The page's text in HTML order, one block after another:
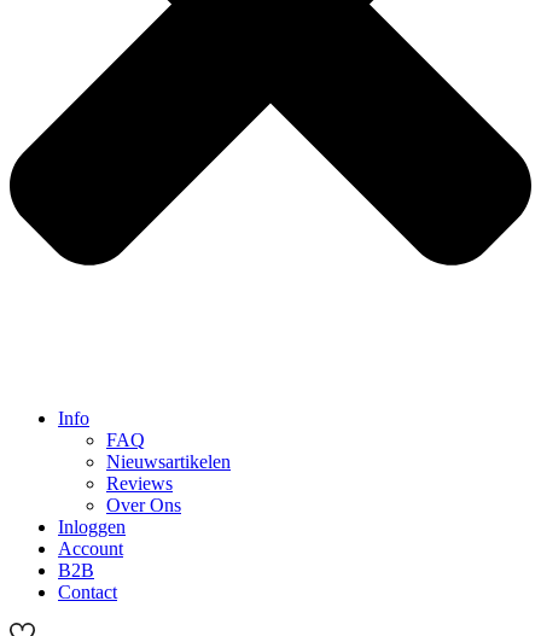
Info
FAQ
Nieuwsartikelen
Reviews
Over Ons
Inloggen
Account
B2B
Contact